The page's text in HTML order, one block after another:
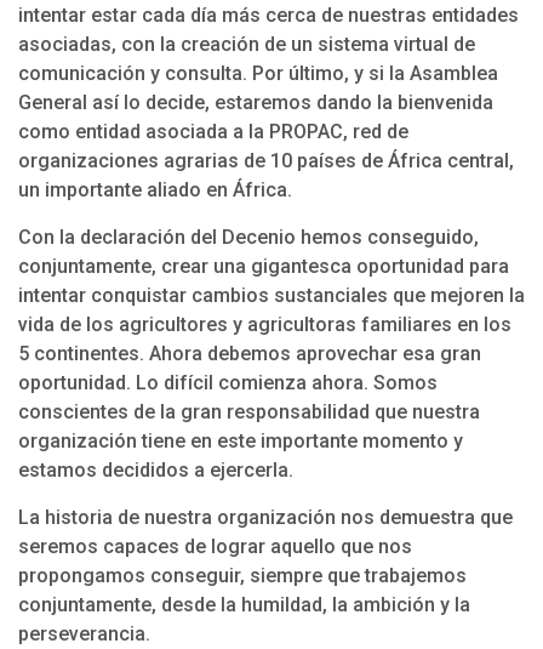
intentar estar cada día más cerca de nuestras entidades
asociadas, con la creación de un sistema virtual de
comunicación y consulta. Por último, y si la Asamblea
General así lo decide, estaremos dando la bienvenida
como entidad asociada a la PROPAC, red de
organizaciones agrarias de 10 países de África central,
un importante aliado en África.
Con la declaración del Decenio hemos conseguido,
conjuntamente, crear una gigantesca oportunidad para
intentar conquistar cambios sustanciales que mejoren la
vida de los agricultores y agricultoras familiares en los
5 continentes. Ahora debemos aprovechar esa gran
oportunidad. Lo difícil comienza ahora. Somos
conscientes de la gran responsabilidad que nuestra
organización tiene en este importante momento y
estamos decididos a ejercerla.
La historia de nuestra organización nos demuestra que
seremos capaces de lograr aquello que nos
propongamos conseguir, siempre que trabajemos
conjuntamente, desde la humildad, la ambición y la
perseverancia.